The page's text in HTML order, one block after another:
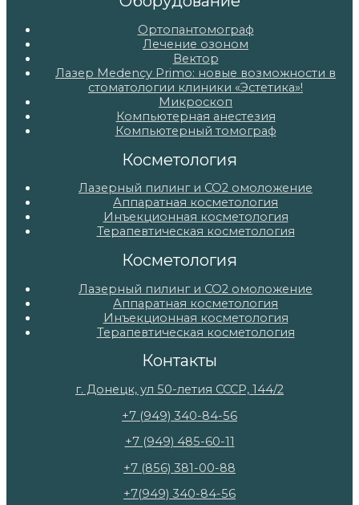
Ортопантомограф
Лечение озоном
Вектор
Лазер Medency Primo: новые возможности в
стоматологии клиники «Эстетика»!
Микроскоп
Компьютерная анестезия
Компьютерный томограф
Косметология
Лазерный пилинг и СО2 омоложение
Аппаратная косметология
Инъекционная косметология
Терапевтическая косметология
Косметология
Лазерный пилинг и СО2 омоложение
Аппаратная косметология
Инъекционная косметология
Терапевтическая косметология
Контакты
г. Донецк, ул 50-летия СССР, 144/2
+7 (949) 340-84-56
+7 (949) 485-60-11
+7 (856) 381-00-88
+7(949) 340-84-56